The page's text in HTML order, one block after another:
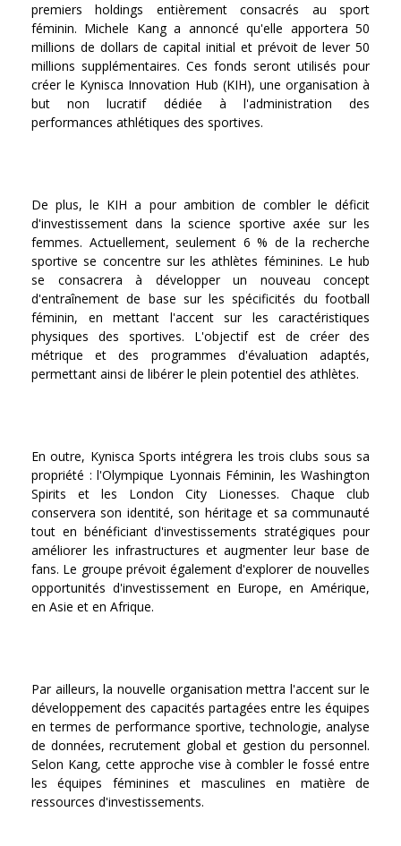
premiers holdings entièrement consacrés au sport
féminin. Michele Kang a annoncé qu'elle apportera 50
millions de dollars de capital initial et prévoit de lever 50
millions supplémentaires. Ces fonds seront utilisés pour
créer le Kynisca Innovation Hub (KIH), une organisation à
but non lucratif dédiée à l'administration des
performances athlétiques des sportives.
De plus, le KIH a pour ambition de combler le déficit
d'investissement dans la science sportive axée sur les
femmes. Actuellement, seulement 6 % de la recherche
sportive se concentre sur les athlètes féminines. Le hub
se consacrera à développer un nouveau concept
d'entraînement de base sur les spécificités du football
féminin, en mettant l'accent sur les caractéristiques
physiques des sportives. L'objectif est de créer des
métrique et des programmes d'évaluation adaptés,
permettant ainsi de libérer le plein potentiel des athlètes.
En outre, Kynisca Sports intégrera les trois clubs sous sa
propriété : l'Olympique Lyonnais Féminin, les Washington
Spirits et les London City Lionesses. Chaque club
conservera son identité, son héritage et sa communauté
tout en bénéficiant d'investissements stratégiques pour
améliorer les infrastructures et augmenter leur base de
fans. Le groupe prévoit également d'explorer de nouvelles
opportunités d'investissement en Europe, en Amérique,
en Asie et en Afrique.
Par ailleurs, la nouvelle organisation mettra l'accent sur le
développement des capacités partagées entre les équipes
en termes de performance sportive, technologie, analyse
de données, recrutement global et gestion du personnel.
Selon Kang, cette approche vise à combler le fossé entre
les équipes féminines et masculines en matière de
ressources d'investissements.